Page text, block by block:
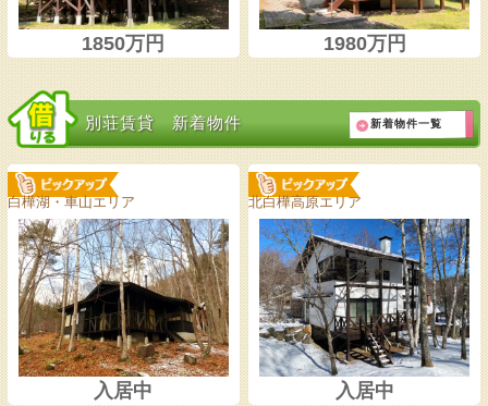
1850万円 1980万円
別荘賃貸 新着物件 新着物件一覧
白樺湖・車山エリア
入居中
北白樺高原エリア
入居中